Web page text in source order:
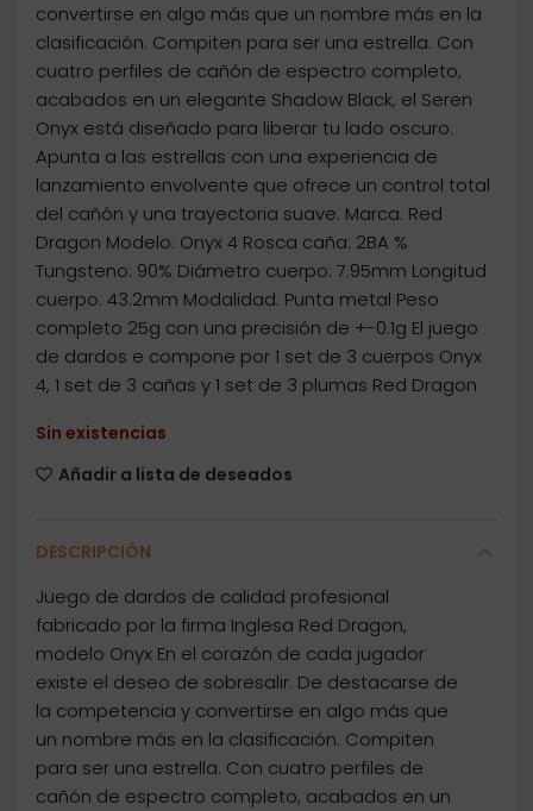
convertirse en algo más que un nombre más en la
clasificación. Compiten para ser una estrella. Con
cuatro perfiles de cañón de espectro completo,
acabados en un elegante Shadow Black, el Seren
Onyx está diseñado para liberar tu lado oscuro.
Apunta a las estrellas con una experiencia de
lanzamiento envolvente que ofrece un control total
del cañón y una trayectoria suave. Marca: Red
Dragon Modelo: Onyx 4 Rosca caña: 2BA %
Tungsteno: 90% Diámetro cuerpo: 7.95mm Longitud
cuerpo: 43.2mm Modalidad: Punta metal Peso
completo 25g con una precisión de +-0.1g El juego
de dardos e compone por 1 set de 3 cuerpos Onyx
4, 1 set de 3 cañas y 1 set de 3 plumas Red Dragon
Sin existencias
Añadir a lista de deseados
DESCRIPCIÓN
Juego de dardos de calidad profesional
fabricado por la firma Inglesa Red Dragon,
modelo Onyx En el corazón de cada jugador
existe el deseo de sobresalir. De destacarse de
la competencia y convertirse en algo más que
un nombre más en la clasificación. Compiten
para ser una estrella. Con cuatro perfiles de
cañón de espectro completo, acabados en un